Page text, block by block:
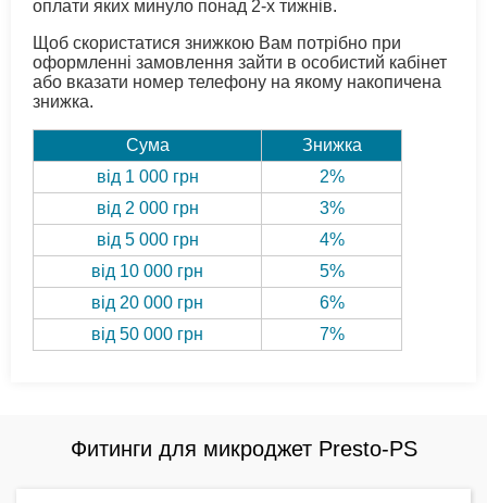
оплати яких минуло понад 2-х тижнів.
Щоб скористатися знижкою Вам потрібно при
оформленні замовлення зайти в особистий кабінет
або вказати номер телефону на якому накопичена
знижка.
Сума
Знижка
від 1 000 грн
2%
від 2 000 грн
3%
від 5 000 грн
4%
від 10 000 грн
5%
від 20 000 грн
6%
від 50 000 грн
7%
Фитинги для микроджет Presto-PS